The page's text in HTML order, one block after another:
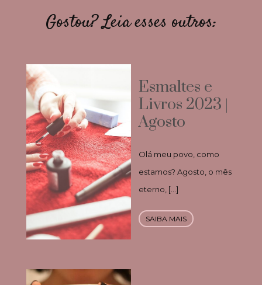
Gostou? Leia esses outros:
Esmaltes e
Livros 2023 |
Agosto
Olá meu povo, como
estamos? Agosto, o mês
eterno, […]
SAIBA MAIS